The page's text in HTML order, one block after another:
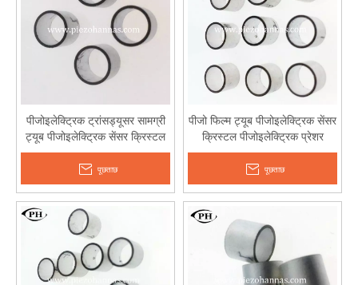
पीजोइलेक्ट्रिक ट्रांसड्यूसर सामग्री
ट्यूब पीजोइलेक्ट्रिक सेंसर क्रिस्टल
पूछताछ
पीजो फिल्म ट्यूब पीजोइलेक्ट्रिक सेंसर
क्रिस्टल पीजोइलेक्ट्रिक प्रेशर
ट्रांसमीटर
पूछताछ